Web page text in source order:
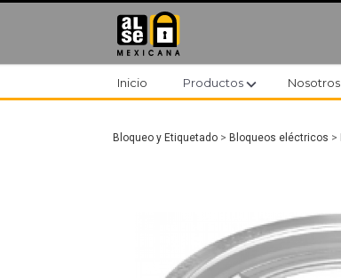
Inicio Productosexpand_more Nosotros
Bloqueo y Etiquetado > Bloqueos eléctricos >